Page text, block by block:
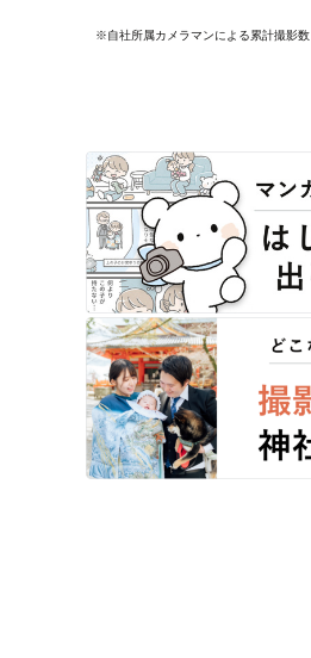
※自社所属カメラマンによる累計撮影